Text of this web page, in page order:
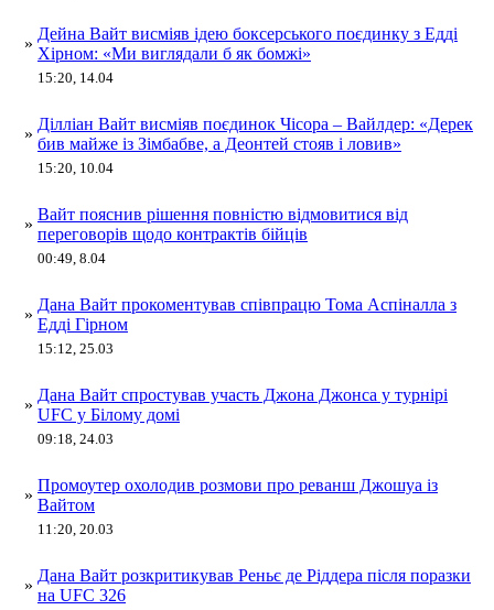
»
Дейна Вайт висміяв ідею боксерського поєдинку з Едді
Хірном: «Ми виглядали б як бомжі»
15:20, 14.04
»
Ділліан Вайт висміяв поєдинок Чісора – Вайлдер: «Дерек
бив майже із Зімбабве, а Деонтей стояв і ловив»
15:20, 10.04
»
Вайт пояснив рішення повністю відмовитися від
переговорів щодо контрактів бійців
00:49, 8.04
»
Дана Вайт прокоментував співпрацю Тома Аспіналла з
Едді Гірном
15:12, 25.03
»
Дана Вайт спростував участь Джона Джонса у турнірі
UFC у Білому домі
09:18, 24.03
»
Промоутер охолодив розмови про реванш Джошуа із
Вайтом
11:20, 20.03
»
Дана Вайт розкритикував Реньє де Ріддера після поразки
на UFC 326